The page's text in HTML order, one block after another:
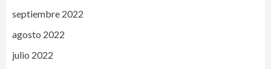
septiembre 2022
agosto 2022
julio 2022